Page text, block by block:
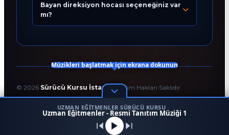
Bayan direksiyon hocası seçeneğiniz var
mı?
© 2026 Sürücü Kursu İstanbul. Tüm Hakları Saklıdır.
T.C. Milli Eğitim Bakanlığı Onaylı Resmi Eğitim Kurumudur.
Kodlama ve Tasarım:Enver Çağlar
1
Müzikleri başlatmak için ekrana dokunun
UZMAN EĞITMENLER SÜRÜCÜ KURSU
Uzman Eğitmenler - Resmi Tanıtım Müziği 1